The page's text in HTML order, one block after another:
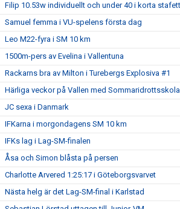
Filip 10.53w individuellt och under 40 i korta
Samuel femma i VU-spelens första dag
Leo M22-fyra i SM 10 km
1500m-pers av Evelina i Vallentuna
Rackarns bra av Milton i Turebergs Explosiva #1
Härliga veckor på Vallen med
JC sexa i Danmark
IFKarna i morgondagens SM 10 km
IFKs lag i Lag-SM-finalen
Åsa och Simon blåsta på persen
Charlotte Arvered 1:25:17 i Göteborgsvarvet
Nästa helg är det Lag-SM-final i Karlstad